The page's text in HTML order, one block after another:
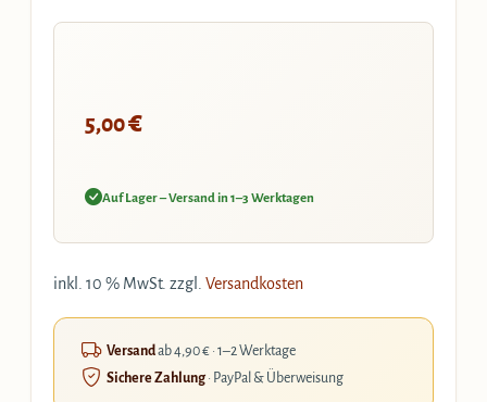
5,00€
Auf Lager – Versand in 1–3 Werktagen
inkl. 10 % MwSt. zzgl. Versandkosten
Versandab 4,90 € · 1–2 Werktage
Sichere Zahlung· PayPal & Überweisung